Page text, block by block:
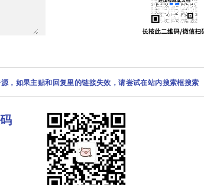
，如果主贴和回复里的链接失效，请尝试在站内搜索框搜索